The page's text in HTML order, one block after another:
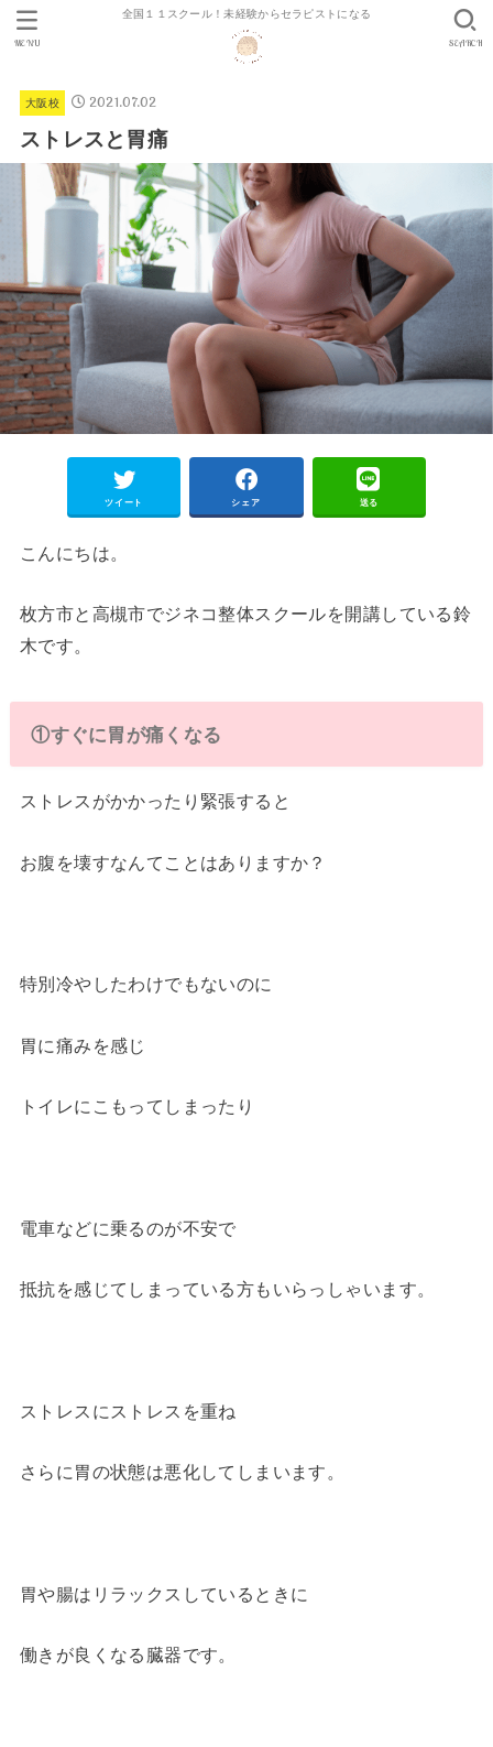
全国１１スクール！未経験からセラピストになる
SEARCH
MENU
大阪校 2021.07.02
ストレスと胃痛
ツイート シェア 送る
こんにちは。
枚方市と高槻市でジネコ整体スクールを開講している鈴
木です。
①すぐに胃が痛くなる
ストレスがかかったり緊張すると
お腹を壊すなんてことはありますか？
特別冷やしたわけでもないのに
胃に痛みを感じ
トイレにこもってしまったり
電車などに乗るのが不安で
抵抗を感じてしまっている方もいらっしゃいます。
ストレスにストレスを重ね
さらに胃の状態は悪化してしまいます。
胃や腸はリラックスしているときに
働きが良くなる臓器です。